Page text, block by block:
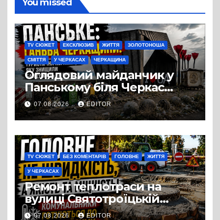
You missed
TV СЮЖЕТ ЕКСКЛЮЗИВ ЖИТТЯ ЗОЛОТОНОША
СМІТТЯ У ЧЕРКАСАХ ЧЕРКАЩИНА
Оглядовий майданчик у
Панському біля Черкас
перетворився на занедбане
сміттєзвалище
07.08.2026 EDITOR
TV СЮЖЕТ БЕЗ КОМЕНТАРІВ ГОЛОВНЕ ЖИТТЯ
У ЧЕРКАСАХ
Ремонт теплотраси на
вулиці Святотроїцькій
затягнувся порівняно із
07.08.2026 EDITOR